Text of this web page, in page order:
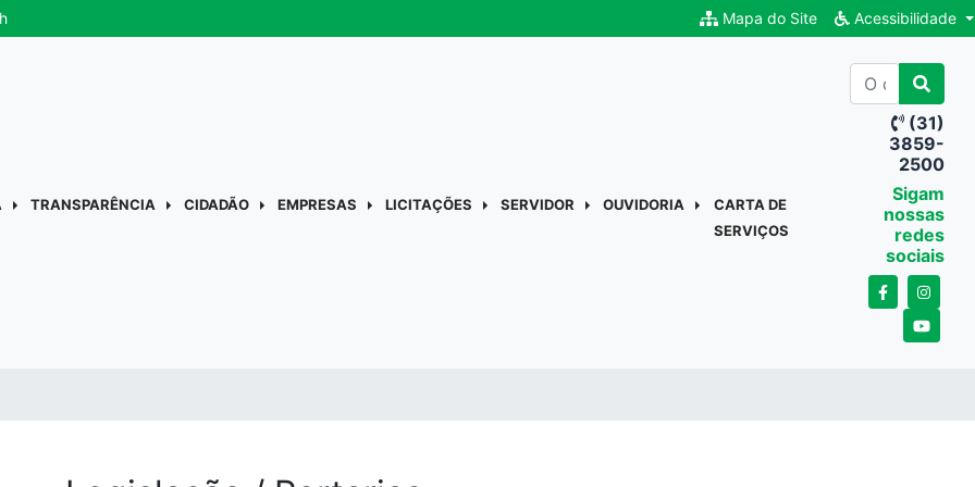
Mapa do Site Acessibilidade
TRANSPARÊNCIA CIDADÃO EMPRESAS LICITAÇÕES SERVIDOR OUVIDORIA
CARTA DE
SERVIÇOS
(31)
3859-
2500
Sigam
nossas
redes
sociais